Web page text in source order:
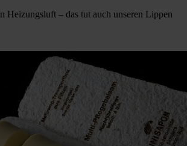
Heizungsluft – das tut auch unseren Lippen